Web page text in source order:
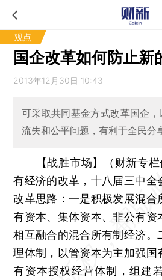
观点
国企改革如何防止新
2013年12月30日 10:43
可采取共同基金方式改革国企
流失和公平问题，有利于全民分
【战胜市场】（财新专
有经济的改革，十八届三中全
改革思路：一是积极发展混合
有资本、集体资本、非公有资
相互融合的混合所有制经济。
理体制，以管资本为主加强国
有资本授权经营体制，组建